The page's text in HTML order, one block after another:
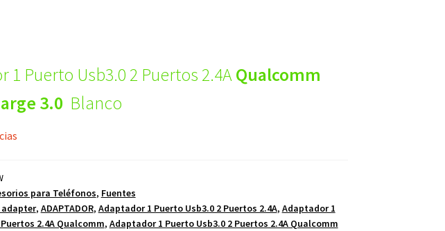
1 Puerto Usb3.0 2 Puertos 2.4AQualcomm
3.0 Blanco
para Teléfonos, Fuentes
adapter, ADAPTADOR, Adaptador 1 Puerto Usb3.0 2 Puertos 2.4A, Adaptador 1
2.4A Qualcomm, Adaptador 1 Puerto Usb3.0 2 Puertos 2.4A Qualcomm